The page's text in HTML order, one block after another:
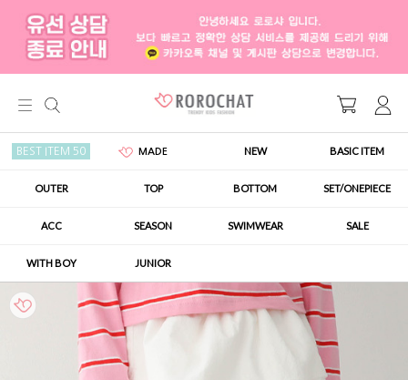
BEST ITEM 50 MADE NEW BASIC ITEM
OUTER TOP BOTTOM SET/ONEPIECE
ACC SEASON SWIMWEAR SALE
WITH BOY JUNIOR